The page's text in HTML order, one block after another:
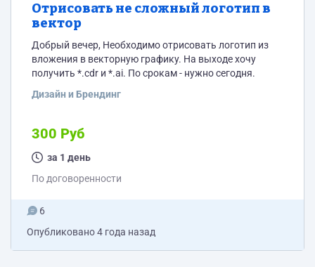
Отрисовать не сложный логотип в
вектор
Добрый вечер, Необходимо отрисовать логотип из
вложения в векторную графику. На выходе хочу
получить *.cdr и *.ai. По срокам - нужно сегодня.
Дизайн и Брендинг
300 Руб
за 1 день
По договоренности
6
Опубликовано4 года назад